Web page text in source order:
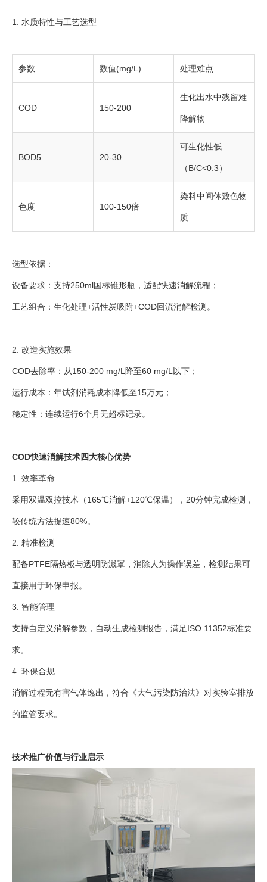
1. 水质特性与工艺选型
参数 数值(mg/L) 处理难点
COD 150-200
生化出水中残留难
降解物
BOD5 20-30
可生化性低
（B/C<0.3）
色度 100-150倍
染料中间体致色物
质
选型依据：
设备要求：支持250ml国标锥形瓶，适配快速消解流程；
工艺组合：生化处理+活性炭吸附+COD回流消解检测。
2. 改造实施效果
COD去除率：从150-200 mg/L降至60 mg/L以下；
运行成本：年试剂消耗成本降低至15万元；
稳定性：连续运行6个月无超标记录。
COD快速消解技术四大核心优势
1. 效率革命
采用双温双控技术（165℃消解+120℃保温），20分钟完成检测，
较传统方法提速80%。
2. 精准检测
配备PTFE隔热板与透明防溅罩，消除人为操作误差，检测结果可
直接用于环保申报。
3. 智能管理
支持自定义消解参数，自动生成检测报告，满足ISO 11352标准要
求。
4. 环保合规
消解过程无有害气体逸出，符合《大气污染防治法》对实验室排放
的监管要求。
技术推广价值与行业启示